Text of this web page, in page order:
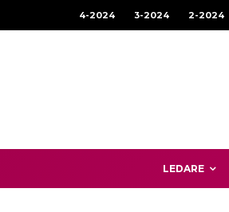
4-2024 3-2024 2-2024
LEDARE